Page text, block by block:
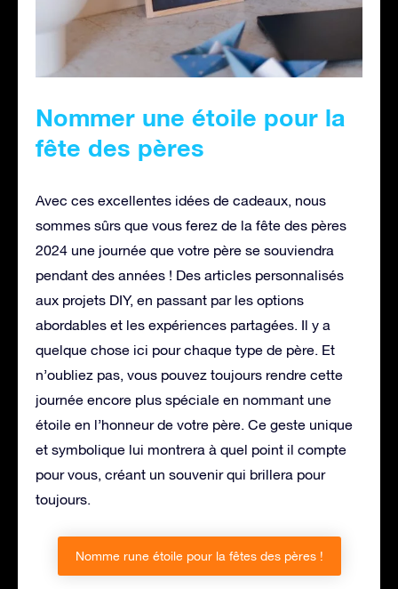
Nommer une étoile pour la
fête des pères
Avec ces excellentes idées de cadeaux, nous
sommes sûrs que vous ferez de la fête des pères
2024 une journée que votre père se souviendra
pendant des années ! Des articles personnalisés
aux projets DIY, en passant par les options
abordables et les expériences partagées. Il y a
quelque chose ici pour chaque type de père. Et
n’oubliez pas, vous pouvez toujours rendre cette
journée encore plus spéciale en nommant une
étoile en l’honneur de votre père. Ce geste unique
et symbolique lui montrera à quel point il compte
pour vous, créant un souvenir qui brillera pour
toujours.
Nomme rune étoile pour la fêtes des pères !